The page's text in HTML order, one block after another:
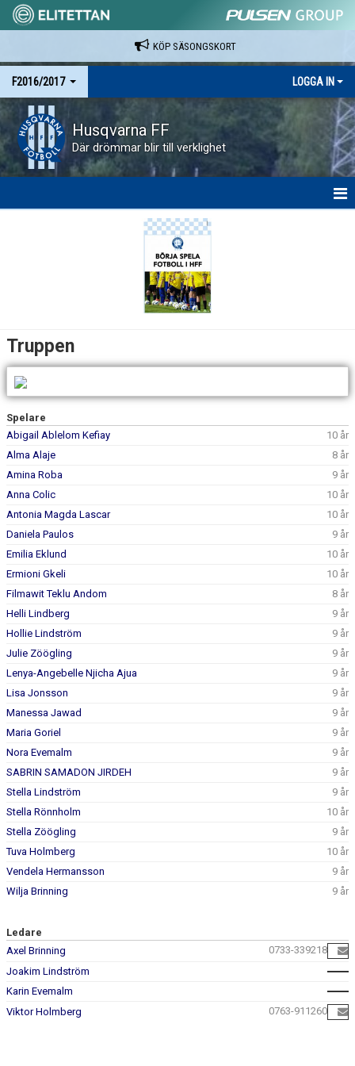
KÖP SÄSONGSKORT
F2016/2017 LOGGA IN
Husqvarna FF
Där drömmar blir till verklighet
TRUPPEN
BILDGALLERI
DOKUMENT
KONTAKT
Truppen
Spelare
Abigail Ablelom Kefiay
10 år
Alma Alaje
8 år
Amina Roba
9 år
Anna Colic
10 år
Antonia Magda Lascar
10 år
Daniela Paulos
9 år
Emilia Eklund
10 år
Ermioni Gkeli
10 år
Filmawit Teklu Andom
8 år
Helli Lindberg
9 år
Hollie Lindström
9 år
Julie Zöögling
9 år
Lenya-Angebelle Njicha Ajua
9 år
Lisa Jonsson
9 år
Manessa Jawad
9 år
Maria Goriel
9 år
Nora Evemalm
9 år
SABRIN SAMADON JIRDEH
9 år
Stella Lindström
9 år
Stella Rönnholm
10 år
Stella Zöögling
9 år
Tuva Holmberg
10 år
Vendela Hermansson
9 år
Wilja Brinning
9 år
Ledare
Axel Brinning
0733-339218
Joakim Lindström
Karin Evemalm
Viktor Holmberg
0763-911260